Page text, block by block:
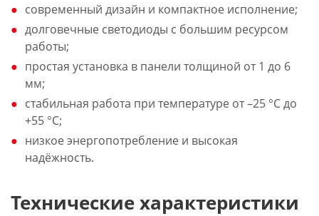
современный дизайн и компактное исполнение;
долговечные светодиоды с большим ресурсом
работы;
простая установка в панели толщиной от 1 до 6
мм;
стабильная работа при температуре от –25 °С до
+55 °С;
низкое энергопотребление и высокая
надёжность.
Технические характеристики